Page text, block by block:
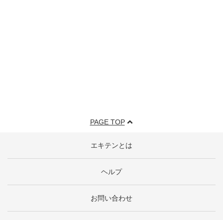
PAGE TOP
エキテンとは
ヘルプ
お問い合わせ